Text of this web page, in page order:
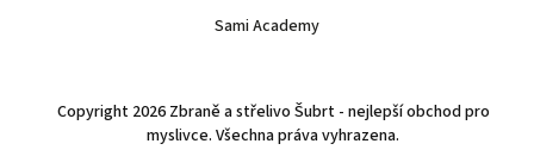
Sami Academy
Copyright 2026 Zbraně a střelivo Šubrt - nejlepší obchod pro
myslivce. Všechna práva vyhrazena.